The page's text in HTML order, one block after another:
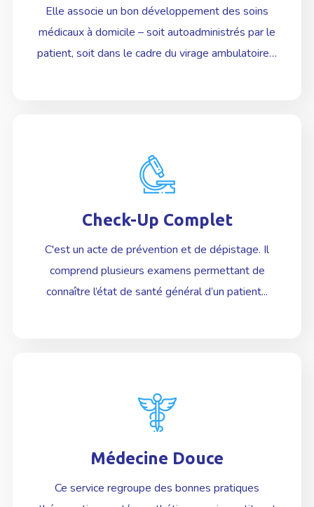
Elle associe un bon développement des soins
médicaux à domicile – soit autoadministrés par le
patient, soit dans le cadre du virage ambulatoire…
Check-Up Complet
C'est un acte de prévention et de dépistage. Il
comprend plusieurs examens permettant de
connaître l’état de santé général d’un patient...
En Savoir plus
Médecine Douce
Ce service regroupe des bonnes pratiques
En Savoir plus